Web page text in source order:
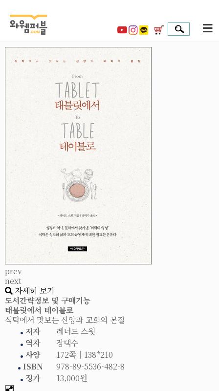
prev
next
자세히 보기
도서간략정보 및 구매기능
태블릿에서 테이블로
식탁에서 맛보는 신앙과 교회의 본질
저자
레너드 스윗
역자
장택수
사양
172쪽│138*210
ISBN
978-89-5536-482-8
정가
13,000원